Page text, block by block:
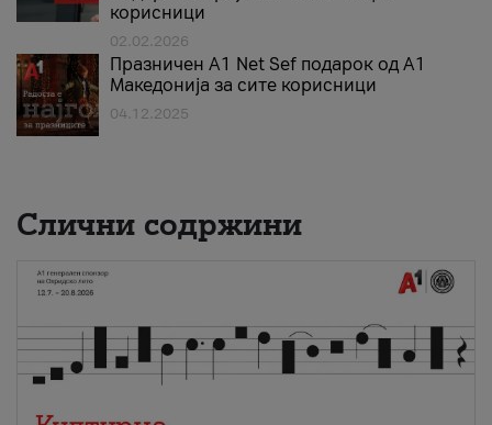
корисници
02.02.2026
Празничен A1 Net Sеf подарок од А1
Македонија за сите корисници
04.12.2025
Слични содржини